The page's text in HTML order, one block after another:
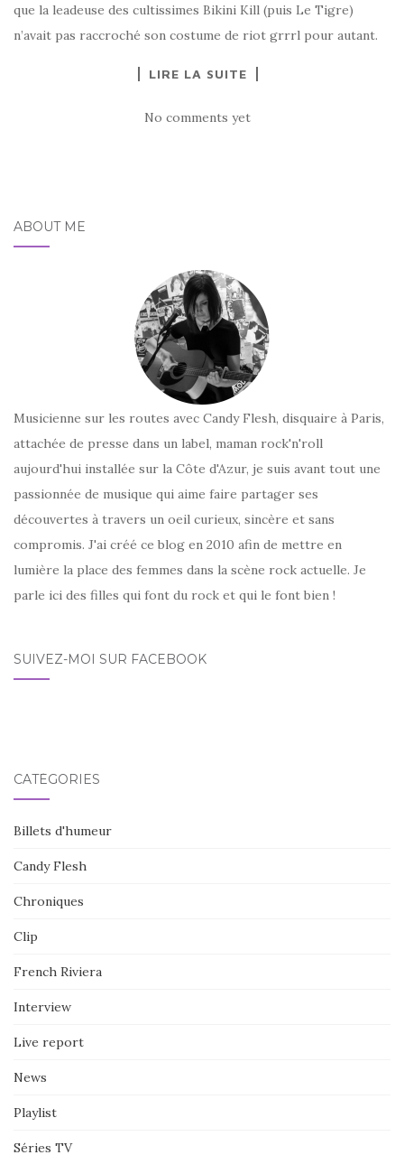
que la leadeuse des cultissimes Bikini Kill (puis Le Tigre)
n’avait pas raccroché son costume de riot grrrl pour autant.
LIRE LA SUITE
No comments yet
ABOUT ME
Musicienne sur les routes avec Candy Flesh, disquaire à Paris,
attachée de presse dans un label, maman rock'n'roll
aujourd'hui installée sur la Côte d'Azur, je suis avant tout une
passionnée de musique qui aime faire partager ses
découvertes à travers un oeil curieux, sincère et sans
compromis. J'ai créé ce blog en 2010 afin de mettre en
lumière la place des femmes dans la scène rock actuelle. Je
parle ici des filles qui font du rock et qui le font bien !
SUIVEZ-MOI SUR FACEBOOK
CATÉGORIES
Billets d'humeur
Candy Flesh
Chroniques
Clip
French Riviera
Interview
Live report
News
Playlist
Séries TV